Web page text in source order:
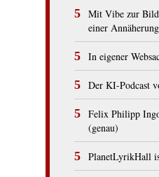
Mit Vibe zur
einer Annäherung
In eigener
Der KI-Podcast
Felix Philipp
(genau)
PlanetLyrikHall